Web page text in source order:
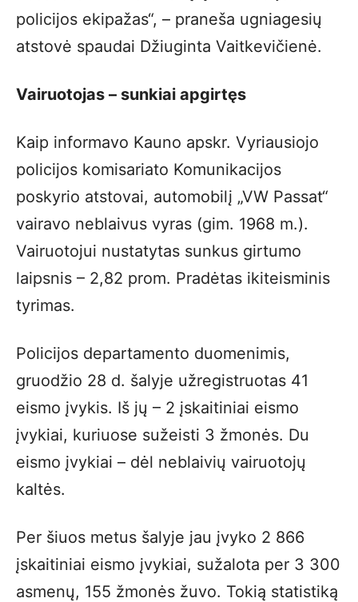
policijos ekipažas“, – praneša ugniagesių
atstovė spaudai Džiuginta Vaitkevičienė.
Vairuotojas – sunkiai apgirtęs
Kaip informavo Kauno apskr. Vyriausiojo
policijos komisariato Komunikacijos
poskyrio atstovai, automobilį „VW Passat“
vairavo neblaivus vyras (gim. 1968 m.).
Vairuotojui nustatytas sunkus girtumo
laipsnis – 2,82 prom. Pradėtas ikiteisminis
tyrimas.
Policijos departamento duomenimis,
gruodžio 28 d. šalyje užregistruotas 41
eismo įvykis. Iš jų – 2 įskaitiniai eismo
įvykiai, kuriuose sužeisti 3 žmonės. Du
eismo įvykiai – dėl neblaivių vairuotojų
kaltės.
Per šiuos metus šalyje jau įvyko 2 866
įskaitiniai eismo įvykiai, sužalota per 3 300
asmenų, 155 žmonės žuvo. Tokią statistiką